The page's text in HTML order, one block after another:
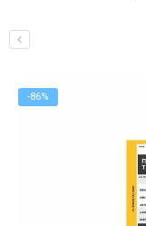
-86%